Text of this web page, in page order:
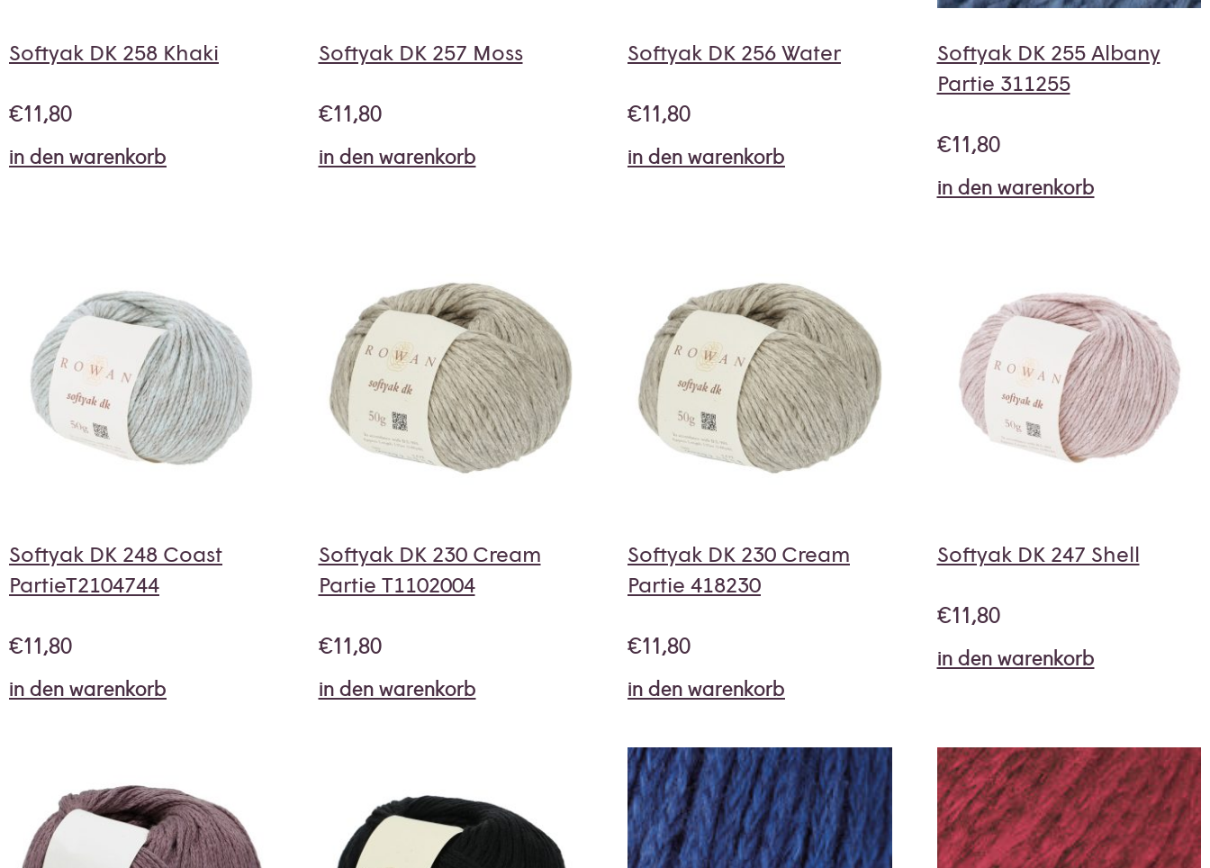
Softyak DK 258 Khaki
€11,80
in den warenkorb
Softyak DK 257 Moss
€11,80
in den warenkorb
Softyak DK 256 Water
€11,80
in den warenkorb
Softyak DK 255 Albany
Partie 311255
€11,80
in den warenkorb
Softyak DK 248 Coast
PartieT2104744
€11,80
in den warenkorb
Softyak DK 230 Cream
Partie T1102004
€11,80
in den warenkorb
Softyak DK 230 Cream
Partie 418230
€11,80
in den warenkorb
Softyak DK 247 Shell
€11,80
in den warenkorb